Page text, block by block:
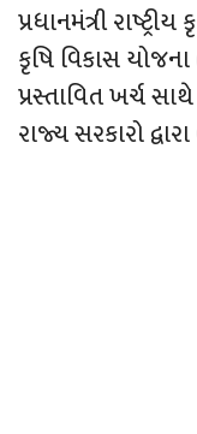
પ્રધાનમંત્રી
કૃષિ વિકાસ
પ્રસ્‍તાવિત ખર્ચ
રાજ્ય સરકારો